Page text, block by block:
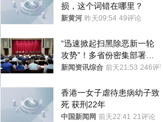
损，这个词错在哪里？
新黄河 昨天09:54 49评论
“迅速掀起扫黑除恶新一轮
攻势”！多省份密集部署，
公布举报方式
新闻资讯综合 前天21:53 246评论
香港一女子虐待患病幼子致
死 获刑22年
中国新闻网 前天22:41 21评论